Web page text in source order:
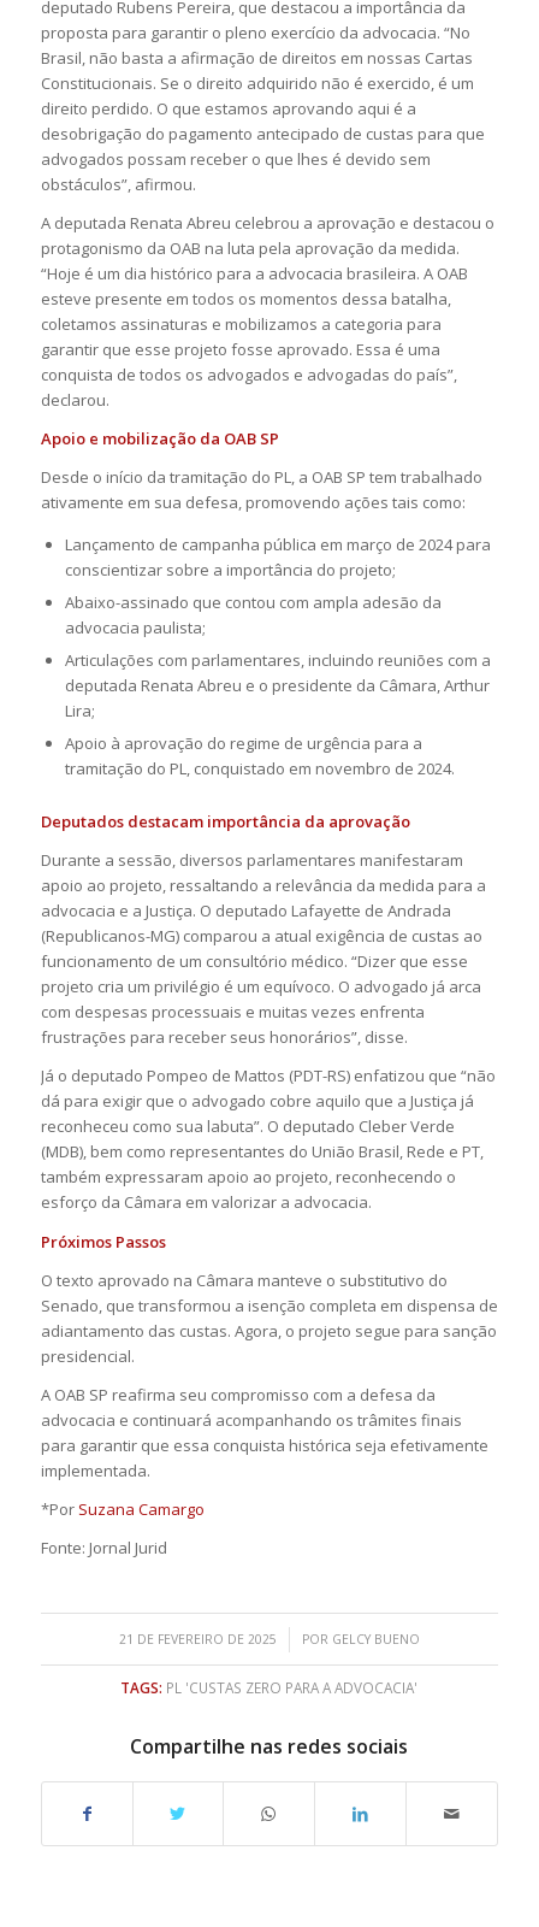
deputado Rubens Pereira, que destacou a importância da
proposta para garantir o pleno exercício da advocacia. “No
Brasil, não basta a afirmação de direitos em nossas Cartas
Constitucionais. Se o direito adquirido não é exercido, é um
direito perdido. O que estamos aprovando aqui é a
desobrigação do pagamento antecipado de custas para que
advogados possam receber o que lhes é devido sem
obstáculos”, afirmou.
A deputada Renata Abreu celebrou a aprovação e destacou o
protagonismo da OAB na luta pela aprovação da medida.
“Hoje é um dia histórico para a advocacia brasileira. A OAB
esteve presente em todos os momentos dessa batalha,
coletamos assinaturas e mobilizamos a categoria para
garantir que esse projeto fosse aprovado. Essa é uma
conquista de todos os advogados e advogadas do país”,
declarou.
Apoio e mobilização da OAB SP
Desde o início da tramitação do PL, a OAB SP tem trabalhado
ativamente em sua defesa, promovendo ações tais como:
Lançamento de campanha pública em março de 2024 para
conscientizar sobre a importância do projeto;
Abaixo-assinado que contou com ampla adesão da
advocacia paulista;
Articulações com parlamentares, incluindo reuniões com a
deputada Renata Abreu e o presidente da Câmara, Arthur
Lira;
Apoio à aprovação do regime de urgência para a
tramitação do PL, conquistado em novembro de 2024.
Deputados destacam importância da aprovação
Durante a sessão, diversos parlamentares manifestaram
apoio ao projeto, ressaltando a relevância da medida para a
advocacia e a Justiça. O deputado Lafayette de Andrada
(Republicanos-MG) comparou a atual exigência de custas ao
funcionamento de um consultório médico. “Dizer que esse
projeto cria um privilégio é um equívoco. O advogado já arca
com despesas processuais e muitas vezes enfrenta
frustrações para receber seus honorários”, disse.
Já o deputado Pompeo de Mattos (PDT-RS) enfatizou que “não
dá para exigir que o advogado cobre aquilo que a Justiça já
reconheceu como sua labuta”. O deputado Cleber Verde
(MDB), bem como representantes do União Brasil, Rede e PT,
também expressaram apoio ao projeto, reconhecendo o
esforço da Câmara em valorizar a advocacia.
Próximos Passos
O texto aprovado na Câmara manteve o substitutivo do
Senado, que transformou a isenção completa em dispensa de
adiantamento das custas. Agora, o projeto segue para sanção
presidencial.
A OAB SP reafirma seu compromisso com a defesa da
advocacia e continuará acompanhando os trâmites finais
para garantir que essa conquista histórica seja efetivamente
implementada.
*Por Suzana Camargo
Fonte: Jornal Jurid
21 DE FEVEREIRO DE 2025
/ POR GELCY BUENO
TAGS: PL 'CUSTAS ZERO PARA A ADVOCACIA'
Compartilhe nas redes sociais